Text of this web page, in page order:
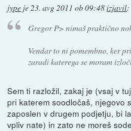
jype je23. avg 2011 ob 09:48izjavil:
Gregor P> nimaš praktično
Vendar to ni pomembno, ker
zaradi katerega se moram
Sem ti razložil, zakaj je (vsaj v
pri katerem soodločaš, njegovo
zaposlen v drugem podjetju, bi
vpliv nate) in zato ne moreš